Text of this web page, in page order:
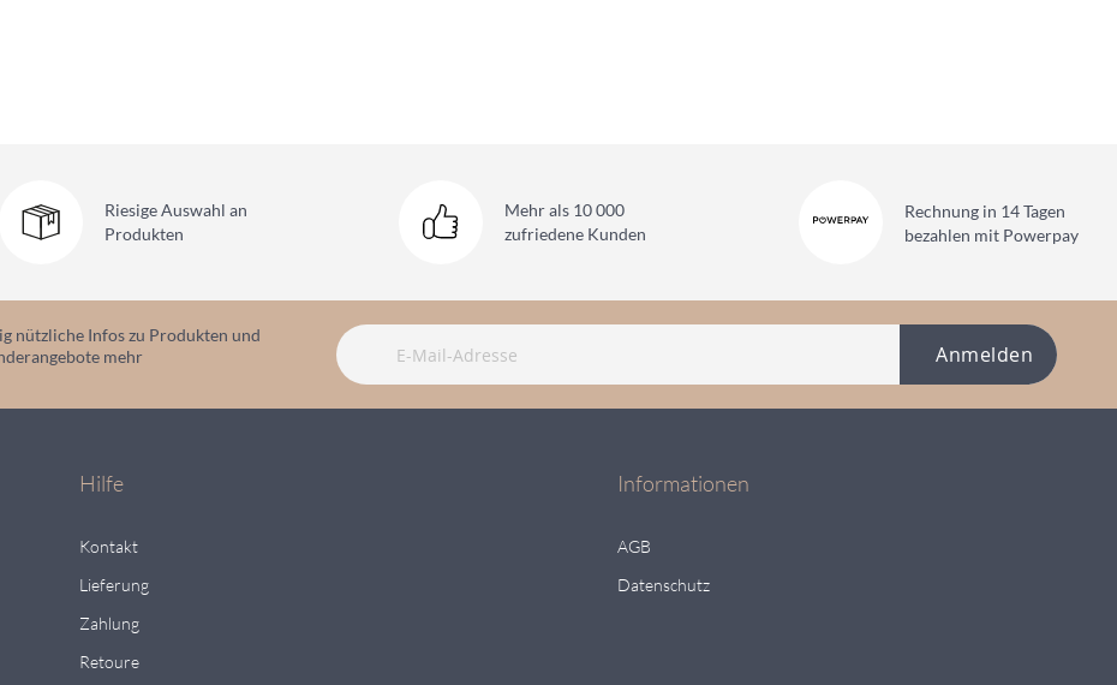
Riesige Auswahl an
Produkten
Mehr als 10 000
zufriedene Kunden
Rechnung in 14 Tagen
bezahlen mit Powerpay
nützliche Infos zu Produkten und
mehr
Anmelden
Hilfe
Kontakt
Lieferung
Zahlung
Retoure
Informationen
AGB
Datenschutz